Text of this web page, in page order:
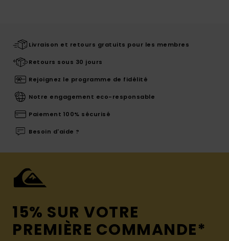
Livraison et retours gratuits pour les membres
Retours sous 30 jours
Rejoignez le programme de fidélité
Notre engagement eco-responsable
Paiement 100% sécurisé
Besoin d'aide ?
15% SUR VOTRE
PREMIÈRE COMMANDE*